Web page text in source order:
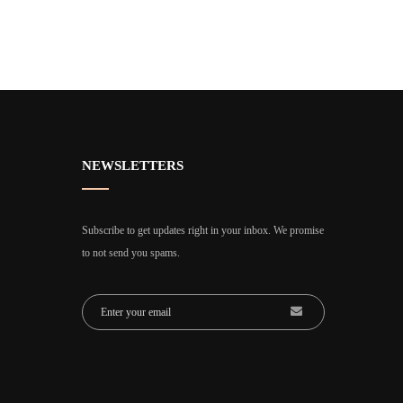
NEWSLETTERS
Subscribe to get updates right in your inbox. We promise
to not send you spams.